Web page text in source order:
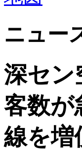
ニュー
深セン
客数が
線を増